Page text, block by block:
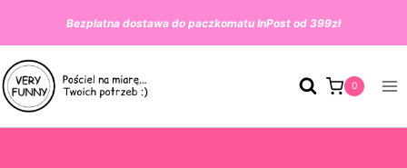
treści
Bezpłatna dostawa do paczkomatu InPost od 399zł
0